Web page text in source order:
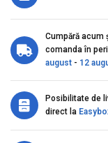
Cumpără acum
comanda în
august - 12
Posibilitate de
direct la